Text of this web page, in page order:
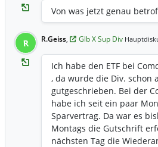
Von was jetzt genau
R R.Geiss, Glb X Sup Div
Ich habe den ETF bei
, da wurde die Div. schon
gutgeschrieben. Bei der
habe ich seit ein paar
Sparvertrag. Da war es
Montags die Gutschrift
nächsten Tag die